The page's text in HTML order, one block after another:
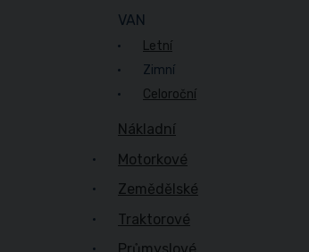
VAN
Letní
Zimní
Celoroční
Nákladní
Motorkové
Zemědělské
Traktorové